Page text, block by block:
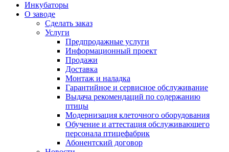
Инкубаторы
О заводе
Сделать заказ
Услуги
Предпродажные услуги
Информационный проект
Продажи
Доставка
Монтаж и наладка
Гарантийное и сервисное обслуживание
Выдача рекомендаций по содержанию
птицы
Модернизация клеточного оборудования
Обучение и аттестация обслуживающего
персонала птицефабрик
Абонентский договор